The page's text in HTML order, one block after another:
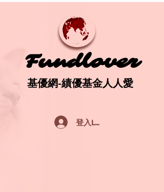
Fundlover
Fundlover
基優網-績優基金人人愛
基優網-績優基金人人愛
登入Log In